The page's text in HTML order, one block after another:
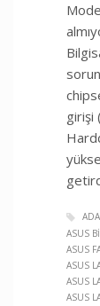
girişi
ASUS
ASUS
ASUS
ASUS
ASUS